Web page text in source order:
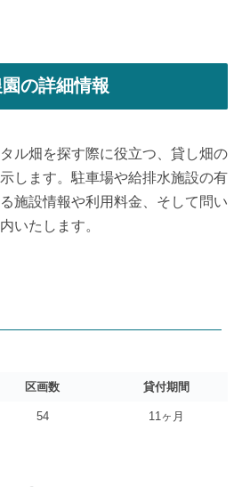
の詳細情報
ル畑を探す際に役立つ、貸し畑の
します。駐車場や給排水施設の有
施設情報や利用料金、そして問い
いたします。
区画数 貸付期間
54 11ヶ月